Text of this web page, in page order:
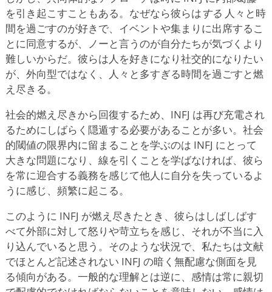
を引き起こすこともある。なぜなら彼らはする 人々と時
間を過ごすのが好きで、イベントや集まりに出席するこ
とに同意するが、ノーと言うのが自分たちが気づくより
難しいからだ。彼らは人を好きになり社交的になりたい
が、外向型ではなく、人々と多すぎる時間を過ごすと燃
え尽きる。
社会的燃え尽きから回復するため、INFJ は再び充電され
るためにしばらく隠遁する必要があることが多い。社会
的閾値の限界内に留まることを学ぶのは INFJ にとって
大きな問題になり、線を引くことを学ばなければ、彼ら
を常に迎合する義務を感じて他人に自分を失っているよ
うに感じ、頻繁に起こる。
このように INFJ が燃え尽きたとき、彼らはしばしばす
べて外部に対して怒りや苛立ちを感じ、それが不当に入
り込んでいると思う。そのような状況で、私たちは文献
でほとんど記述されない INFJ の暗く無配慮な側面を見
る傾向がある。一般的な理解とは逆に、感情は常に親切